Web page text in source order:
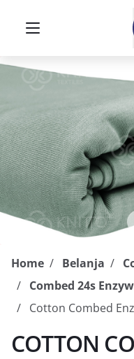
Home Belanja
Combed 24s
Cotton Combed
COTTON